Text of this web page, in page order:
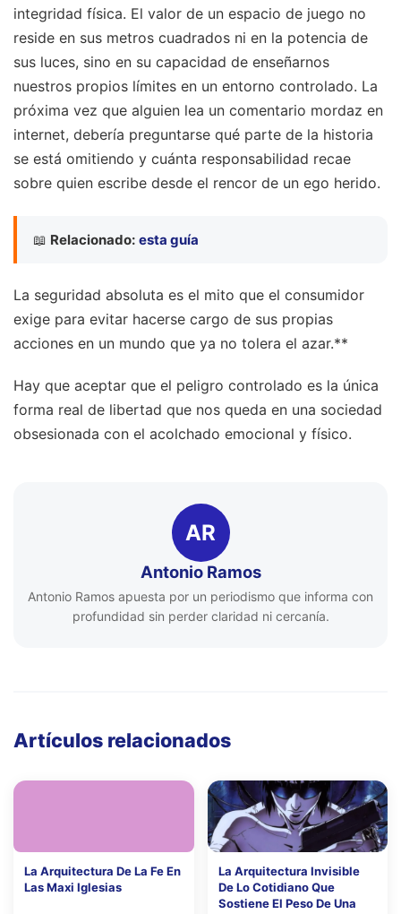
integridad física. El valor de un espacio de juego no
reside en sus metros cuadrados ni en la potencia de
sus luces, sino en su capacidad de enseñarnos
nuestros propios límites en un entorno controlado. La
próxima vez que alguien lea un comentario mordaz en
internet, debería preguntarse qué parte de la historia
se está omitiendo y cuánta responsabilidad recae
sobre quien escribe desde el rencor de un ego herido.
📖 Relacionado: esta guía
La seguridad absoluta es el mito que el consumidor
exige para evitar hacerse cargo de sus propias
acciones en un mundo que ya no tolera el azar.**
Hay que aceptar que el peligro controlado es la única
forma real de libertad que nos queda en una sociedad
obsesionada con el acolchado emocional y físico.
AR
Antonio Ramos
Antonio Ramos apuesta por un periodismo que informa con
profundidad sin perder claridad ni cercanía.
Artículos relacionados
La Arquitectura De La Fe En
Las Maxi Iglesias
La Arquitectura Invisible
De Lo Cotidiano Que
Sostiene El Peso De Una